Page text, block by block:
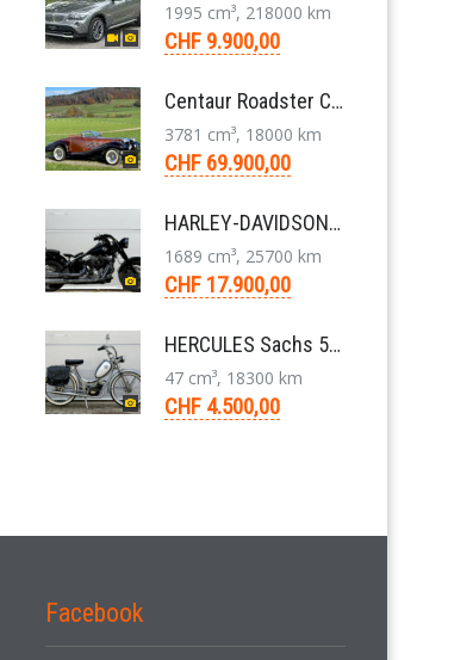
1995 cm³, 218000 km
CHF 9.900,00
Centaur Roadster Convertible 3,8 V6 Aut. 1981
3781 cm³, 18000 km
CHF 69.900,00
HARLEY-DAVIDSON FLS Softail Slim ABS Chopper 6-Gang 2013
1689 cm³, 25700 km
CHF 17.900,00
HERCULES Sachs 50/2 Mofa 2-Gang Handschaltung Veteran
47 cm³, 18300 km
CHF 4.500,00
Facebook